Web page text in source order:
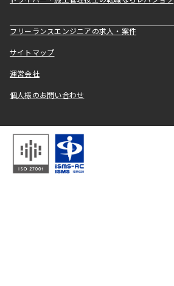
フリーランスエンジニアの求人・案件
サイトマップ
運営会社
個人様のお問い合わせ